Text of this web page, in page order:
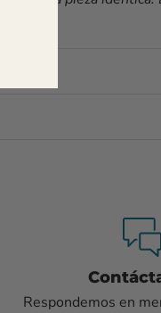
Respondemos en